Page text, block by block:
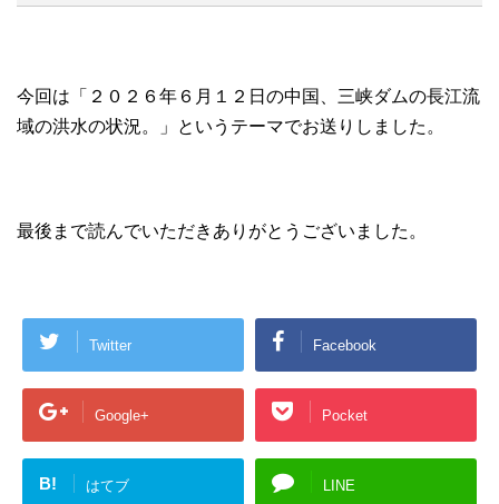
今回は「２０２６年６月１２日の中国、三峡ダムの長江流
域の洪水の状況。」というテーマでお送りしました。
最後まで読んでいただきありがとうございました。
Twitter Facebook
Google+ Pocket
B! はてブ LINE